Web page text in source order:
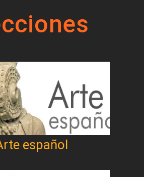
español